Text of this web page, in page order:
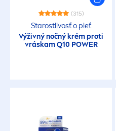
(315)
Starostlivosť o pleť
Výživný nočný krém proti
vráskam Q10 POWER